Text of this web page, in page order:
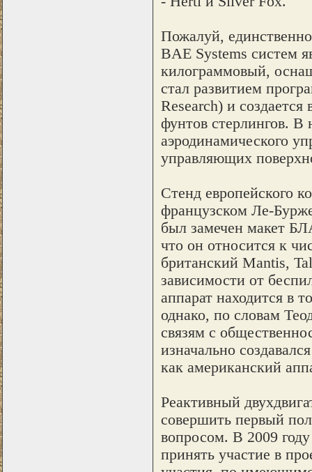
Пожалуй,
BAE Systems систем
килограммовый,
стал развитием
Research) и
фунтов стерлингов. В
аэродинамического
управляющих
Стенд европейского
французском Ле-
был замечен макет
что он относится к
британский Mantis,
зависимости от
аппарат находится в
однако, по словам
связям с
изначально
как американский
Реактивный
совершить первый
вопросом. В 2009
принять участие в